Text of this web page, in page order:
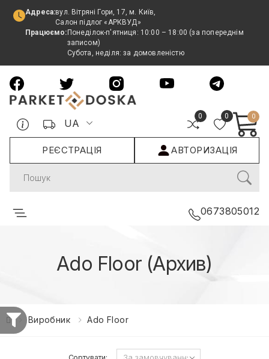
Адреса:вул. Вітряні Гори, 17, м. Київ,
Салон підлог «АРКВУД»
Працюємо: Понеділок-п'ятниця: 10:00 – 18:00 (за попереднім
записом)
Субота, неділя: за домовленістю
UA
0 0 0
РЕЄСТРАЦІЯ АВТОРИЗАЦІЯ
Search
0673805012
Ado Floor (Архив)
Виробник Ado Floor